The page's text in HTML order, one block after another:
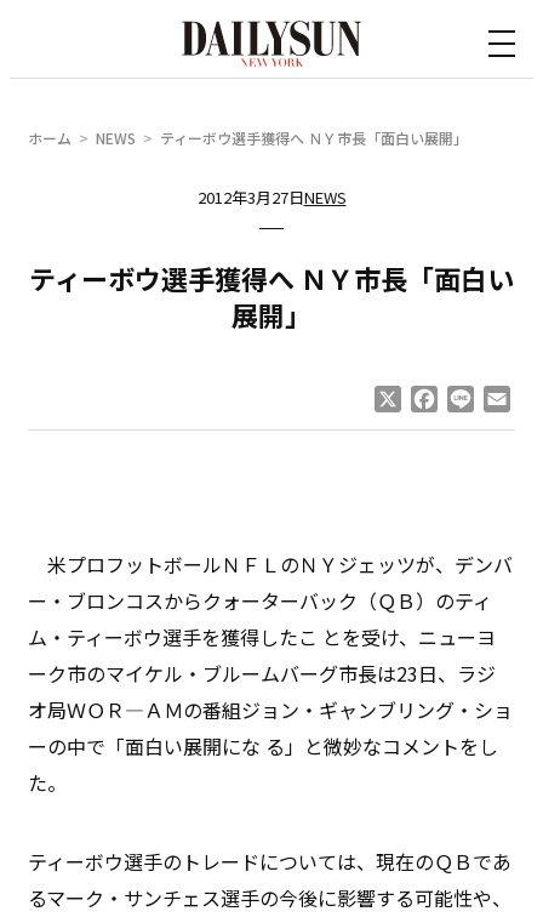
ホーム NEWS ティーボウ選手獲得へ ＮＹ市長「面白い展開」
2012年3月27日NEWS
ティーボウ選手獲得へ ＮＹ市長「面白い
展開」
Facebook
Line
米プロフットボールＮＦＬのＮＹジェッツが、デンバ
ー・ブロンコスからクォーターバック（ＱＢ）のティ
ム・ティーボウ選手を獲得したこ とを受け、ニューヨ
ーク市のマイケル・ブルームバーグ市長は23日、ラジ
オ局ＷＯＲ—ＡＭの番組ジョン・ギャンブリング・ショ
ーの中で「面白い展開にな る」と微妙なコメントをし
た。
ティーボウ選手のトレードについては、現在のＱＢであ
るマーク・サンチェス選手の今後に影響する可能性や、